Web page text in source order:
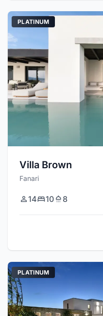
PLATINUM
Villa Brown
Fanari
14 10 8
PLATINUM